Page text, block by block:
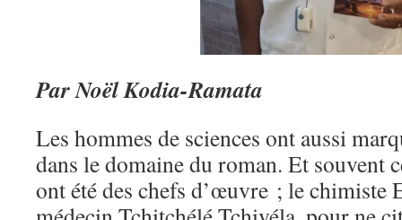
Par Noël Kodia-Ramata
Les hommes de sciences ont aussi
dans le domaine du roman. Et souvent
ont été des chefs d’œuvre ; le chimiste